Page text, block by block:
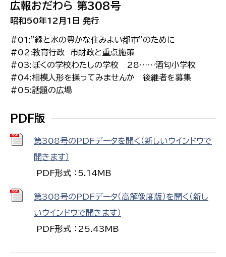
広報おだわら 第308号
昭和50年12月1日 発行
#01:”緑と水の豊かな住みよい都市”のために
#02:教育行政 市財政と重点施策
#03:ぼくの学校わたしの学校 28……酒匂小学校
#04:相模人形を操ってみませんか 後継者を募集
#05:話題の広場
PDF版
第308号のPDFデータを開く（新しいウインドウで
開きます）
PDF形式 ：5.14MB
第308号のPDFデータ（高解像度版）を開く（新し
いウインドウで開きます）
PDF形式 ：25.43MB